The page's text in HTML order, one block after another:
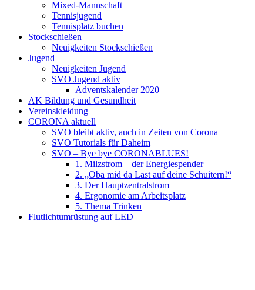
Mixed-Mannschaft
Tennisjugend
Tennisplatz buchen
Stockschießen
Neuigkeiten Stockschießen
Jugend
Neuigkeiten Jugend
SVO Jugend aktiv
Adventskalender 2020
AK Bildung und Gesundheit
Vereinskleidung
CORONA aktuell
SVO bleibt aktiv, auch in Zeiten von Corona
SVO Tutorials für Daheim
SVO – Bye bye CORONABLUES!
1. Milzstrom – der Energiespender
2. „Oba mid da Last auf deine Schuitern!“
3. Der Hauptzentralstrom
4. Ergonomie am Arbeitsplatz
5. Thema Trinken
Flutlichtumrüstung auf LED